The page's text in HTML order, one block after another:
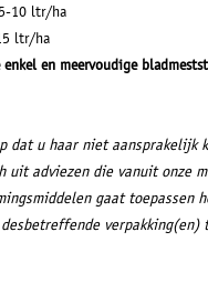
10 ltr/ha
ltr/ha
enkel en meervoudige
dat u haar niet aansprakelijk
uit adviezen die vanuit onze
gaat